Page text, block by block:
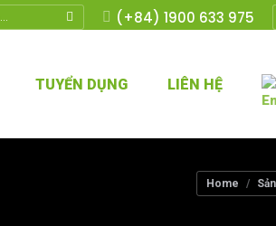
(+84) 1900 633 975
TUYỂN DỤNG LIÊN HỆ
You are
Home